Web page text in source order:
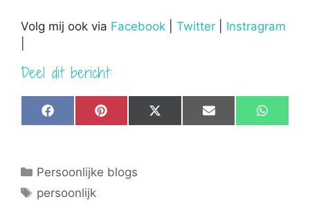
Volg mij ook via Facebook Twitter
Instragram
Deel dit bericht:
Share
on
F
a
o
k
Share
on
P
i
r
Share
on
X
(
Share
on
E
m
Share
on
W
h
Categorieën
Persoonlijke blogs
Tags
persoonlijk